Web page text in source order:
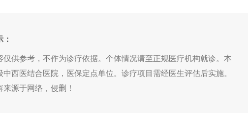
仅供参考，不作为诊疗依据。个体情况请至正规医疗机构就诊。本
中西医结合医院，医保定点单位。诊疗项目需经医生评估后实施。
来源于网络，侵删！